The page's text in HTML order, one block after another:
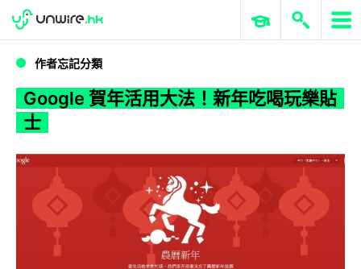
Google 賀年活用大法！新年吃喝玩樂貼士
WWDC 2026 ERP 與商業 AI
作者忘記分類
Google 賀年活用大法！新年吃喝玩樂貼
士